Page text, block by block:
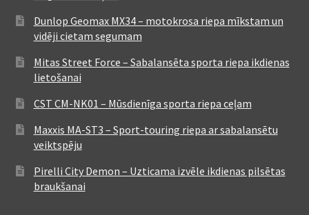
Dunlop Geomax MX34 – motokrosa riepa mīkstam un
vidēji cietam segumam
Mitas Street Force – Sabalansēta sporta riepa ikdienas
lietošanai
CST CM-NK01 – Mūsdienīga sporta riepa ceļam
Maxxis MA-ST3 – Sport-touring riepa ar sabalansētu
veiktspēju
Pirelli City Demon – Uzticama izvēle ikdienas pilsētas
braukšanai